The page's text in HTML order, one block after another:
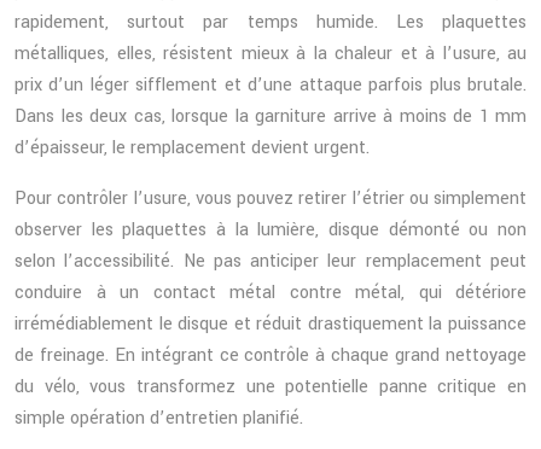
rapidement, surtout par temps humide. Les plaquettes
métalliques, elles, résistent mieux à la chaleur et à l’usure, au
prix d’un léger sifflement et d’une attaque parfois plus brutale.
Dans les deux cas, lorsque la garniture arrive à moins de 1 mm
d’épaisseur, le remplacement devient urgent.
Pour contrôler l’usure, vous pouvez retirer l’étrier ou simplement
observer les plaquettes à la lumière, disque démonté ou non
selon l’accessibilité. Ne pas anticiper leur remplacement peut
conduire à un contact métal contre métal, qui détériore
irrémédiablement le disque et réduit drastiquement la puissance
de freinage. En intégrant ce contrôle à chaque grand nettoyage
du vélo, vous transformez une potentielle panne critique en
simple opération d’entretien planifié.